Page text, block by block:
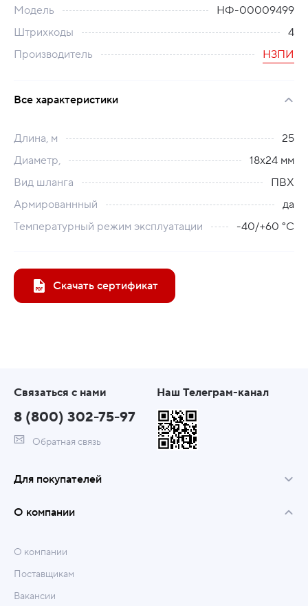
Модель
НФ-00009499
Штрихкоды
4
Производитель
НЗПИ
Все характеристики
Длина, м
25
Диаметр,
18х24 мм
Вид шланга
ПВХ
Армированнный
да
Температурный режим эксплуатации
-40/+60 °C
Скачать сертификат
Связаться с нами
8 (800) 302-75-97
Обратная связь
Наш Телеграм-канал
Для покупателей
О компании
О компании
Поставщикам
Вакансии